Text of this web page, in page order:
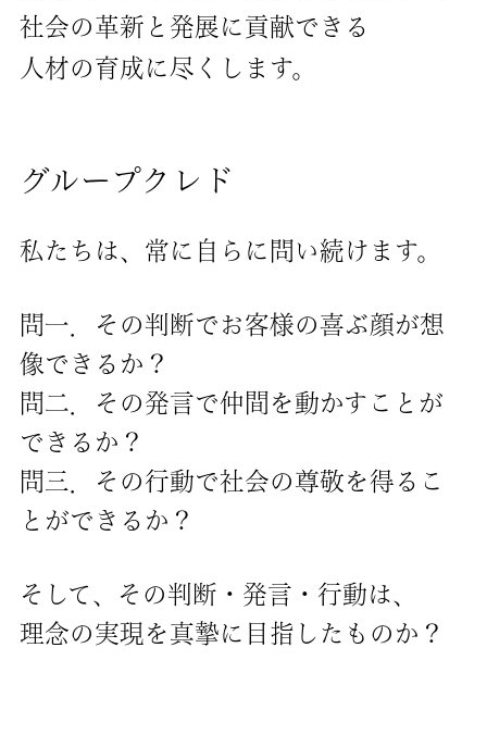
社会の革新と発展に貢献できる
人材の育成に尽くします。
グループクレド
私たちは、常に自らに問い続けます。
問一．その判断でお客様の喜ぶ顔が想
像できるか？
問二．その発言で仲間を動かすことが
できるか？
問三．その行動で社会の尊敬を得るこ
とができるか？
そして、その判断・発言・行動は、
理念の実現を真摯に目指したものか？